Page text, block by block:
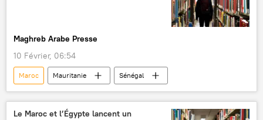
souveraineté
Maghreb Arabe Presse
10 Février, 06:54
Maroc Mauritanie Sénégal
Le Maroc et l’Égypte lancent un